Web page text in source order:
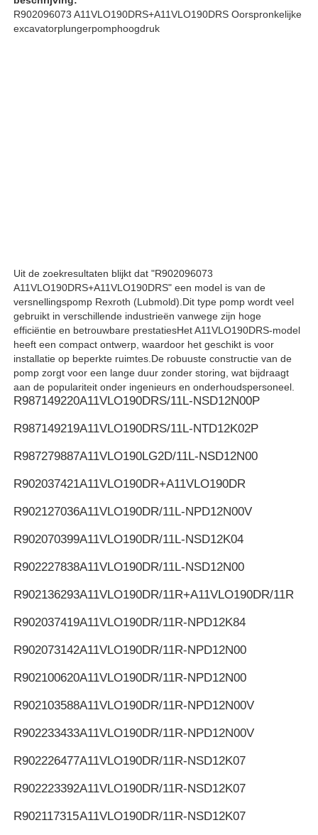
Kwaliteitscontrole
Parker Hydraulic Pump
Vickers Hydraulische Pomp
Rexroth hydraulische klep
YUKEN Hydraulische klep
Yuken Hydraulische Pomp
R902096073 A11VLO190DRS+A11VLO190DRS Oorspronkelijke
excavatorplungerpomphoogdruk
Uit de zoekresultaten blijkt dat "R902096073
A11VLO190DRS+A11VLO190DRS" een model is van de
versnellingspomp Rexroth (Lubmold).Dit type pomp wordt veel
gebruikt in verschillende industrieën vanwege zijn hoge
efficiëntie en betrouwbare prestatiesHet A11VLO190DRS-model
heeft een compact ontwerp, waardoor het geschikt is voor
installatie op beperkte ruimtes.De robuuste constructie van de
pomp zorgt voor een lange duur zonder storing, wat bijdraagt
aan de populariteit onder ingenieurs en onderhoudspersoneel.
R987149220A11VLO190DRS/11L-NSD12N00P
R987149219A11VLO190DRS/11L-NTD12K02P
R987279887A11VLO190LG2D/11L-NSD12N00
R902037421A11VLO190DR+A11VLO190DR
R902127036A11VLO190DR/11L-NPD12N00V
R902070399A11VLO190DR/11L-NSD12K04
R902227838A11VLO190DR/11L-NSD12N00
R902136293A11VLO190DR/11R+A11VLO190DR/11R
R902037419A11VLO190DR/11R-NPD12K84
R902073142A11VLO190DR/11R-NPD12N00
R902100620A11VLO190DR/11R-NPD12N00
R902103588A11VLO190DR/11R-NPD12N00V
R902233433A11VLO190DR/11R-NPD12N00V
R902226477A11VLO190DR/11R-NSD12K07
R902223392A11VLO190DR/11R-NSD12K07
R902117315A11VLO190DR/11R-NSD12K07